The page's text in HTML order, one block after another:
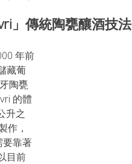
」傳統陶甕釀酒技法
年前
藏葡
陶甕
的體
升之
作，
要靠著
目前